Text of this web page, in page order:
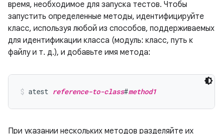
время, необходимое для запуска тестов. Чтобы
запустить определенные методы, идентифицируйте
класс, используя любой из способов, поддерживаемых
для идентификации класса (модуль: класс, путь к
файлу и т. д.), и добавьте имя метода:
atest reference-to-class#method1
При указании нескольких методов разделяйте их